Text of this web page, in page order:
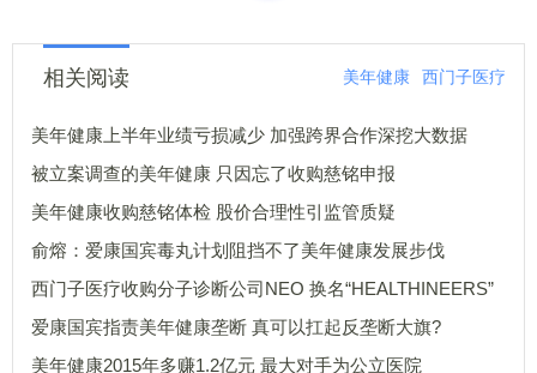
相关阅读 美年健康 西门子医疗
美年健康上半年业绩亏损减少 加强跨界合作深挖大数据
被立案调查的美年健康 只因忘了收购慈铭申报
美年健康收购慈铭体检 股价合理性引监管质疑
俞熔：爱康国宾毒丸计划阻挡不了美年健康发展步伐
西门子医疗收购分子诊断公司NEO 换名“HEALTHINEERS”
爱康国宾指责美年健康垄断 真可以扛起反垄断大旗?
美年健康2015年多赚1.2亿元 最大对手为公立医院